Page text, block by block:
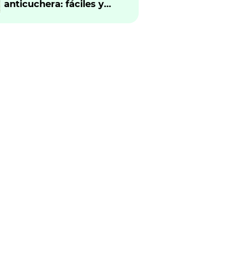
anticuchera: fáciles y